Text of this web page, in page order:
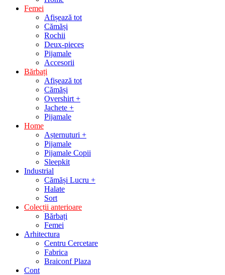
Femei
Afișează tot
Cămăși
Rochii
Deux-pieces
Pijamale
Accesorii
Bărbați
Afișează tot
Cămăși
Overshirt +
Jachete +
Pijamale
Home
Așternuturi +
Pijamale
Pijamale Copii
Sleepkit
Industrial
Cămăși Lucru +
Halate
Sort
Colecții anterioare
Bărbați
Femei
Arhitectura
Centru Cercetare
Fabrica
Braiconf Plaza
Cont